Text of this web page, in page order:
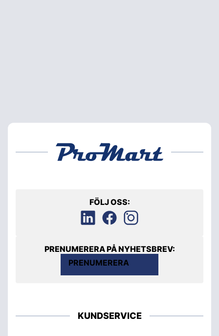
FÖLJ OSS:
PRENUMERERA PÅ NYHETSBREV:
PRENUMERERA
KUNDSERVICE